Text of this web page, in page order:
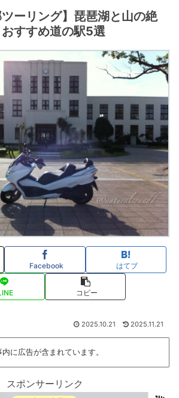
ツーリング】琵琶湖と山の絶
すすめ道の駅5選
Facebook はてブ
コピー
2025.10.21 2025.11.21
内に広告が含まれています。
スポンサーリンク